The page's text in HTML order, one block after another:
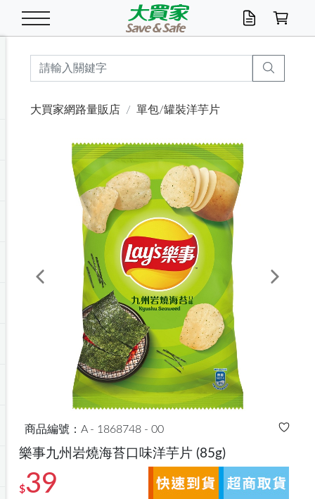
五穀/南北貨
湯類/湯塊
油/調味料 醬油.油膏.蠔油
調味用品
咖哩/沾拌醬/抹醬
泡麵 / 麵條
碗麵/義大利麵
麵條/快煮麵/米粉
箱購專區
醬菜/玉米罐
調理食品
肉鬆/肉醬罐
點心罐
零嘴
堅果/海苔
肉乾/豆乾
糕餅/點心
洋芋片
節日限定伴手禮
糖果/巧克力
巧克力
果汁咖啡
碳酸/礦泉水
保久乳/豆米漿
機能飲料
箱購飲料
機能保健
族群保健
常備/醫材/口罩
▶保健品牌推薦
奶粉/穀麥片 麥片/玉米片
沖調穀粉/隨手包
紅茶
奶茶/花草茶
烏龍/普洱茶/其他
黑糖桂圓/蜂蜜醋
咖啡豆/粉/濾掛
可可/糖/奶精
香皂/洗手乳
造型髮品
染髮產品
牙膏/漱口水
口腔配件
卸妝/粉刺調理
刮鬍用品
開架/身體保養
面/眼膜
身體保養
開架彩妝/防曬
保鮮/微波
飲水用具
廚房配件
掃除用具/照明/五金 洗衣/曬衣用具
電池/延長線
燈泡/檯燈/照明
修繕/五金/祭祀
傢飾/收納/衛浴
收納用品
衛浴/毛巾
地墊/家飾品
寵物清潔/百貨
園藝用品
廚房紙巾/平版/
箱購免運區
日用活動區
洗衣粉/皂
漂白水/柔軟精
箱購免運區
浴廁/水管清潔
居家清潔/除濕芳
防蚊/殺蟲
衛生棉/護墊
成人/嬰兒紙尿褲
嬰兒尿布
成人紙尿褲
烤箱/微波/電磁爐
快煮壺/烘碗機
咖啡機/果汁調理
風扇/防蚊家電
電暖器
美容家電
家用電器
3C/電腦周邊/OA
數位週邊
手機/平板周邊
辦公用具
辦公文具/收納
玩具/擺設小物
汽機車百貨 汽車百貨
健身/按摩/瑜珈
測量/護具/其他
球類/運動
配件
男/女/機能包
戶外/室內鞋
調理食品
清潔用品免運
居家/汽百用品
店長推薦
這夏不怕熱
綠意露營生活
大買家網路量販店 單包/罐裝洋芋片
Previous Next
商品編號：A - 1868748 - 00
樂事九州岩燒海苔口味洋芋片 (85g)
$39